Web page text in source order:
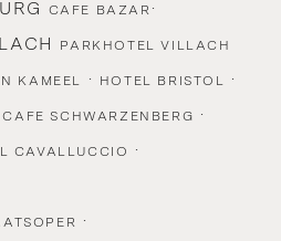
CAFE BAZAR ·
PARKHOTEL VILLACH
KAMEEL · HOTEL BRISTOL ·
CAFE SCHWARZENBERG ·
CAVALLUCCIO ·
·